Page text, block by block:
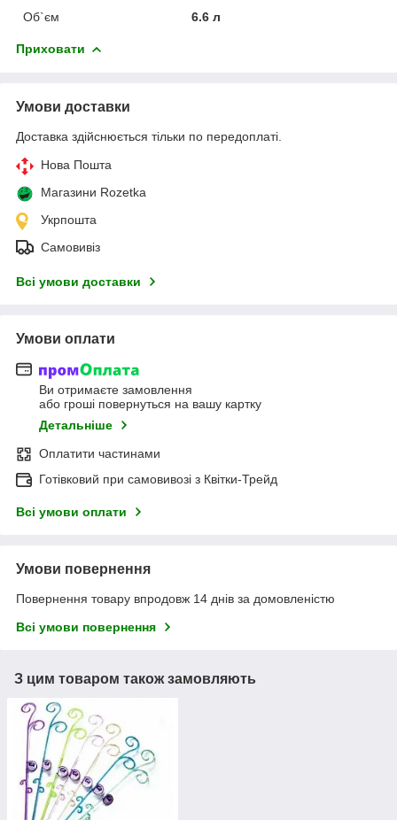
Об`єм
6.6 л
Приховати
Умови доставки
Доставка здійснюється тільки по передоплаті.
Нова Пошта
Магазини Rozetka
Укрпошта
Самовивіз
Всі умови доставки
Умови оплати
Ви отримаєте замовлення
або гроші повернуться на вашу картку
Детальніше
Оплатити частинами
Готівковий при самовивозі з Квітки-Трейд
Всі умови оплати
Умови повернення
Повернення товару впродовж 14 днів за домовленістю
Всі умови повернення
З цим товаром також замовляють